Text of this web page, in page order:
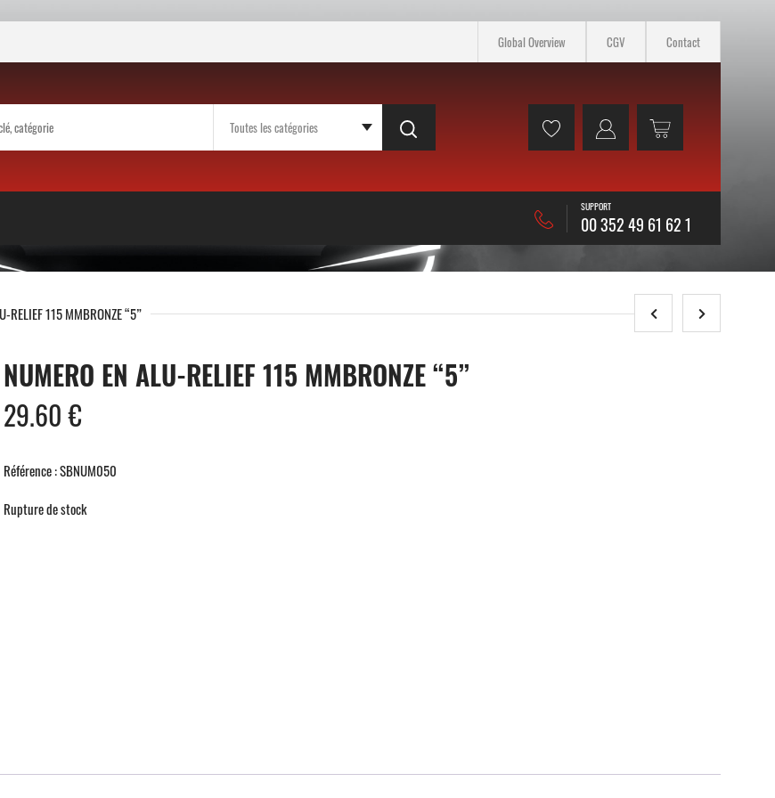
Global Overview CGV Contact
SUPPORT
00 352 49 61 62 1
RELIEF 115 MMBRONZE “5”
NUMERO EN ALU-RELIEF 115 MMBRONZE “5”
29.60€
Référence : SBNUM050
Rupture de stock